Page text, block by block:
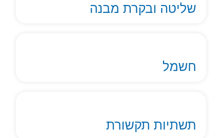
שליטה ובקרת מבנה
חשמל
תשתיות תקשורת